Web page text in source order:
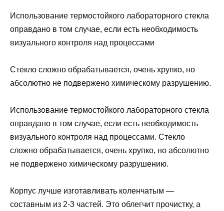
Использование термостойкого лабораторного стекла
оправдано в том случае, если есть необходимость
визуального контроля над процессами
Стекло сложно обрабатывается, очень хрупко, но
абсолютно не подвержено химическому разрушению.
Использование термостойкого лабораторного стекла
оправдано в том случае, если есть необходимость
визуального контроля над процессами. Стекло
сложно обрабатывается, очень хрупко, но абсолютно
не подвержено химическому разрушению.
Корпус лучше изготавливать коленчатым —
составным из 2-3 частей. Это облегчит прочистку, а